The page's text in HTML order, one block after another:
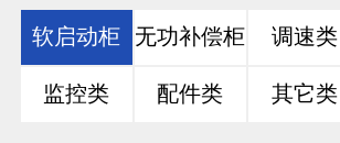
软启动柜 无功补偿柜 调速类
监控类 配件类 其它类